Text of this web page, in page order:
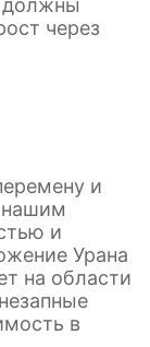
через
и
нашим
и
Урана
на области
в